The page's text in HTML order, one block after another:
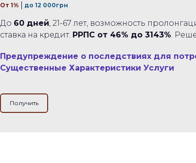
От 1% до 12 000грн
До 60 дней , 21-67 лет, возможность
ставка на кредит. РРПС от 46% до 3143% .
Предупреждение о последствиях для
Существенные Характеристики Услуги
Получить